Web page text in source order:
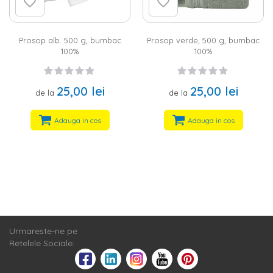
cromatica. Descopera oferta Homelux si alege-ti modelele
preferate in functie de culoare si dimensiuni.
Prosop alb. 500 g, bumbac
100%
de la 25,00 lei
Adauga in cos
Prosop verde, 500 g, bumbac
100%
de la 25,00 lei
Adauga in cos
Urmareste-ne pe
Retelele Sociale: